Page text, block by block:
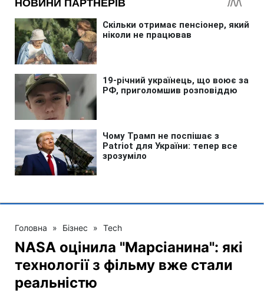
Головна » Бізнес » Tech
NASA оцінила "Марсіанина": які
технології з фільму вже стали
реальністю